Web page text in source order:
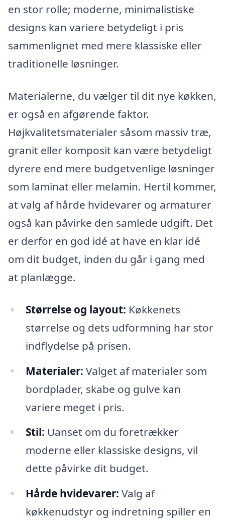
en stor rolle; moderne, minimalistiske
designs kan variere betydeligt i pris
sammenlignet med mere klassiske eller
traditionelle løsninger.
Materialerne, du vælger til dit nye køkken,
er også en afgørende faktor.
Højkvalitetsmaterialer såsom massiv træ,
granit eller komposit kan være betydeligt
dyrere end mere budgetvenlige løsninger
som laminat eller melamin. Hertil kommer,
at valg af hårde hvidevarer og armaturer
også kan påvirke den samlede udgift. Det
er derfor en god idé at have en klar idé
om dit budget, inden du går i gang med
at planlægge.
Størrelse og layout: Køkkenets
størrelse og dets udformning har stor
indflydelse på prisen.
Materialer: Valget af materialer som
bordplader, skabe og gulve kan
variere meget i pris.
Stil: Uanset om du foretrækker
moderne eller klassiske designs, vil
dette påvirke dit budget.
Hårde hvidevarer: Valg af
køkkenudstyr og indretning spiller en